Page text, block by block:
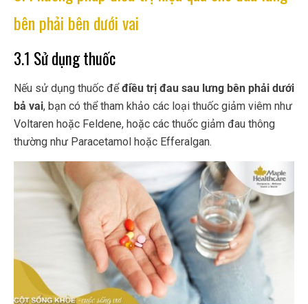
bên phải bên dưới vai
3.1 Sử dụng thuốc
Nếu sử dụng thuốc đểđiều trị đau sau lưng bên phải dưới
bả vai, bạn có thể tham khảo các loại thuốc giảm viêm như
Voltaren hoặc Feldene, hoặc các thuốc giảm đau thông
thường như Paracetamol hoặc Efferalgan.